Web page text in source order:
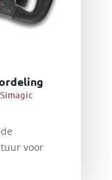
Simagic
voor